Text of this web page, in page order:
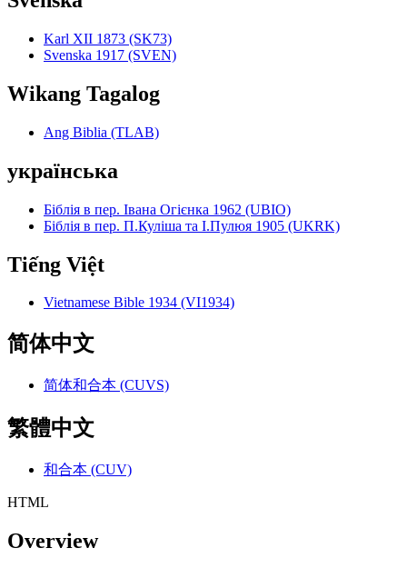
Karl XII 1873 (SK73)
Svenska 1917 (SVEN)
Wikang Tagalog
Ang Biblia (TLAB)
українська
Біблія в пер. Івана Огієнка 1962 (UBIO)
Біблія в пер. П.Куліша та І.Пулюя 1905 (UKRK)
Tiếng Việt
Vietnamese Bible 1934 (VI1934)
简体中文
简体和合本 (CUVS)
繁體中文
和合本 (CUV)
HTML
Overview